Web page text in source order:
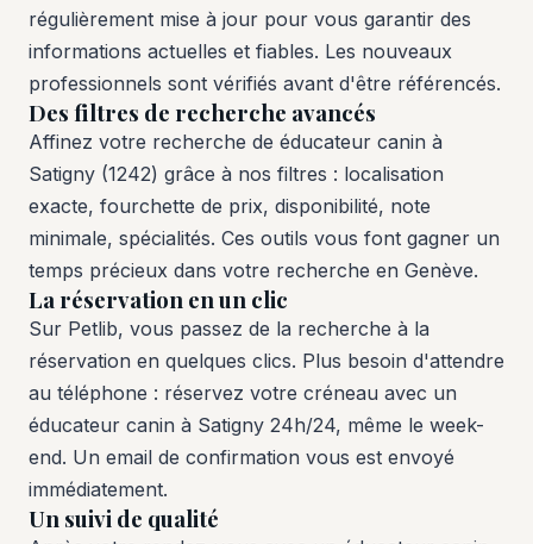
régulièrement mise à jour pour vous garantir des
informations actuelles et fiables. Les nouveaux
professionnels sont vérifiés avant d'être référencés.
Des filtres de recherche avancés
Affinez votre recherche de éducateur canin à
Satigny (1242) grâce à nos filtres : localisation
exacte, fourchette de prix, disponibilité, note
minimale, spécialités. Ces outils vous font gagner un
temps précieux dans votre recherche en Genève.
La réservation en un clic
Sur Petlib, vous passez de la recherche à la
réservation en quelques clics. Plus besoin d'attendre
au téléphone : réservez votre créneau avec un
éducateur canin à Satigny 24h/24, même le week-
end. Un email de confirmation vous est envoyé
immédiatement.
Un suivi de qualité